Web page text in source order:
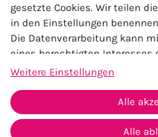
Impressum
Widerrufs­recht
gesetzte Cookies. Wir teilen
in den Einstellungen
Die Datenverarbeitung kann
eines berechtigten Interesses
kann erteilt oder abgelehnt
Zeitpunkt zu ändern oder zu
Impressumund weitere
personenbezogener Daten in
Weitere Einstellungen
Alle
Alle